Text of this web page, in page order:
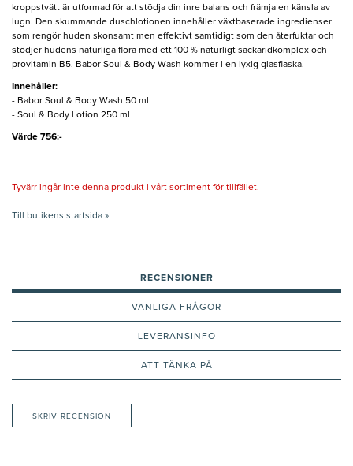
kroppstvätt är utformad för att stödja din inre balans och främja en känsla av
lugn. Den skummande duschlotionen innehåller växtbaserade ingredienser
som rengör huden skonsamt men effektivt samtidigt som den återfuktar och
stödjer hudens naturliga flora med ett 100 % naturligt sackaridkomplex och
provitamin B5. Babor Soul & Body Wash kommer i en lyxig glasflaska.
Innehåller:
- Babor Soul & Body Wash 50 ml
- Soul & Body Lotion 250 ml
Värde 756:-
Tyvärr ingår inte denna produkt i vårt sortiment för tillfället.
Till butikens startsida »
RECENSIONER
VANLIGA FRÅGOR
LEVERANSINFO
ATT TÄNKA PÅ
SKRIV RECENSION